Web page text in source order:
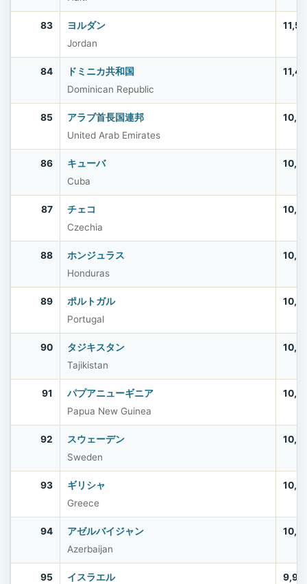
83
ヨルダン
Jordan
84
ドミニカ共和国
Dominican Republic
85
アラブ首長国連邦
United Arab Emirates
86
キューバ
Cuba
87
チェコ
Czechia
88
ホンジュラス
Honduras
89
ポルトガル
Portugal
90
タジキスタン
Tajikistan
91
パプアニューギニア
Papua New Guinea
92
スウェーデン
Sweden
93
ギリシャ
Greece
94
アゼルバイジャン
Azerbaijan
95
イスラエル